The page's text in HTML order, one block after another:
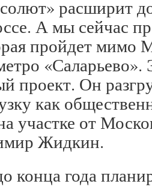
расширит
А мы сейчас
пройдет мимо
проект. Он
как
участке от
Жидкин.
конца года